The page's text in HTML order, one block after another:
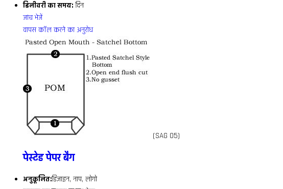
डिलीवरी का समय: दिन
जांच भेजें
वापस कॉल करने का अनुरोध
(SAG 05)
पेस्टेड पेपर बैग
अनुकूलित:डिज़ाइन, नाप, लोगो